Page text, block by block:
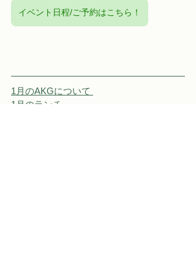
イベント日程/ご予約はこちら！
1月のAKGについて
1月のランチ